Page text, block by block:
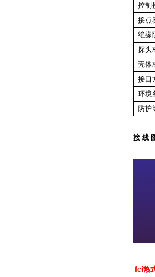
控制
接点
绝缘
探头
壳体
接口
环境
防护
接 线
fci热